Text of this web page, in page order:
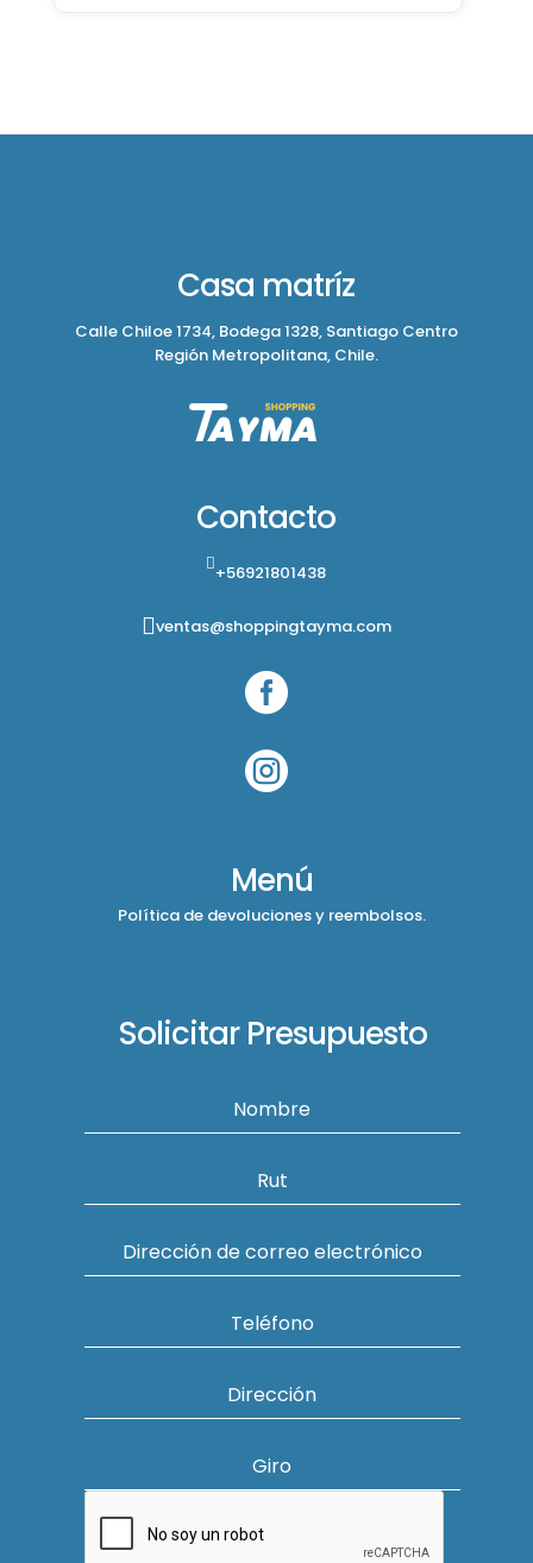
Casa matríz
Calle Chiloe 1734, Bodega 1328, Santiago Centro
Región Metropolitana, Chile.
Contacto
+56921801438
ventas@shoppingtayma.com


Menú
Política de devoluciones y reembolsos.
Solicitar Presupuesto
Nombre
Rut
Dirección de correo electrónico
Teléfono
Dirección
Giro